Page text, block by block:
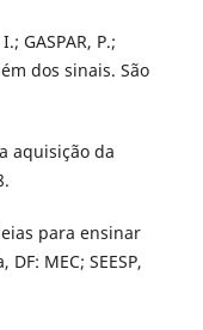
GASPAR, P.;
dos sinais. São
aquisição da
para ensinar
MEC; SEESP,